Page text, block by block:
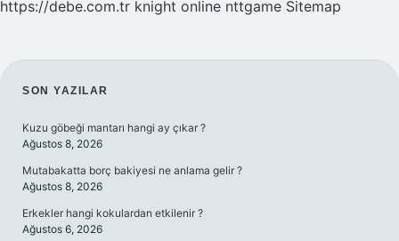
https://debe.com.tr knight online nttgame Sitemap
SIDEBAR
SON YAZILAR
Kuzu göbeği mantarı hangi ay çıkar ?
Ağustos 8, 2026
Mutabakatta borç bakiyesi ne anlama gelir ?
Ağustos 8, 2026
Erkekler hangi kokulardan etkilenir ?
Ağustos 6, 2026